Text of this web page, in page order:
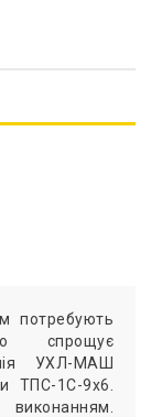
потребують
спрощує
УХЛ-МАШ
ТПС-1С-9х6.